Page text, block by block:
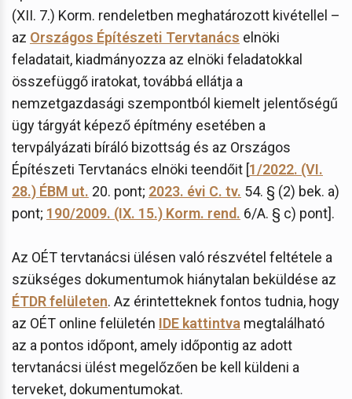
(XII. 7.) Korm. rendeletben meghatározott kivétellel –
az Országos Építészeti Tervtanács elnöki
feladatait, kiadmányozza az elnöki feladatokkal
összefüggő iratokat, továbbá ellátja a
nemzetgazdasági szempontból kiemelt jelentőségű
ügy tárgyát képező építmény esetében a
tervpályázati bíráló bizottság és az Országos
Építészeti Tervtanács elnöki teendőit [1/2022. (VI.
28.) ÉBM ut. 20. pont; 2023. évi C. tv. 54. § (2) bek. a)
pont; 190/2009. (IX. 15.) Korm. rend. 6/A. § c) pont].
Az OÉT tervtanácsi ülésen való részvétel feltétele a
szükséges dokumentumok hiánytalan beküldése az
ÉTDR felületen. Az érintetteknek fontos tudnia, hogy
az OÉT online felületén IDE kattintva megtalálható
az a pontos időpont, amely időpontig az adott
tervtanácsi ülést megelőzően be kell küldeni a
terveket, dokumentumokat.